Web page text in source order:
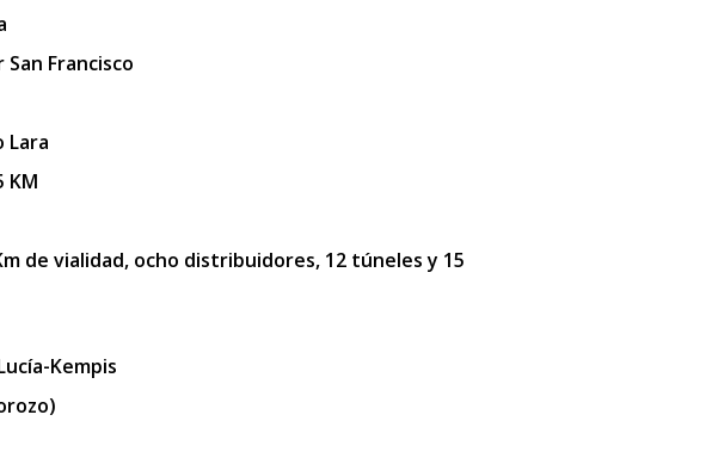
Francisco
Lara
KM
de vialidad, ocho distribuidores, 12 túneles y 15
Kempis